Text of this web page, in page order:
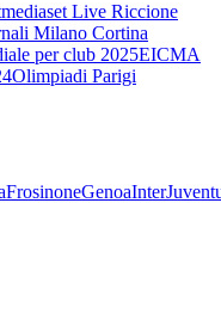
Live Riccione
Milano Cortina
per club 2025EICMA
Olimpiadi Parigi
FrosinoneGenoaInter